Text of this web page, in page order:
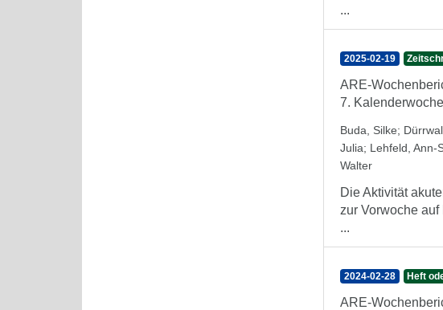
...
2025-02-19
ARE-
7.
Buda, Silke;
Julia; Lehfeld, Ann-
Walter
Die Aktivität
zur Vorwoche
...
2024-02-28 Heft
ARE-